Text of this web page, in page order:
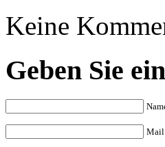
Keine
Geben Sie
Mail